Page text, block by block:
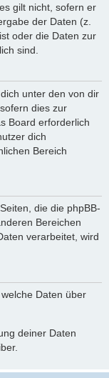
gilt nicht, sofern er
der Daten (z.
oder die Daten zur
sind.
unter den von dir
dies zur
Board erforderlich
dich
Bereich
die die phpBB-
Bereichen
verarbeitet, wird
Daten über
deiner Daten